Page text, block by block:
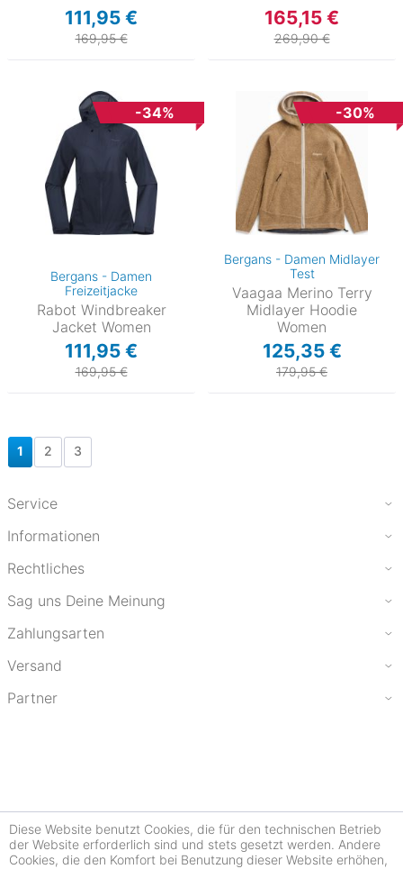
111,95 €
169,95 €
165,15 €
269,90 €
-34%
Bergans - Damen
Freizeitjacke
Rabot Windbreaker
Jacket Women
111,95 €
169,95 €
-30%
Bergans - Damen Midlayer
Test
Vaagaa Merino Terry
Midlayer Hoodie
Women
125,35 €
179,95 €
1 2 3
Service
Informationen
Rechtliches
Sag uns Deine Meinung
Zahlungsarten
Versand
Partner
Diese Website benutzt Cookies, die für den technischen Betrieb
der Website erforderlich sind und stets gesetzt werden. Andere
Cookies, die den Komfort bei Benutzung dieser Website erhöhen,